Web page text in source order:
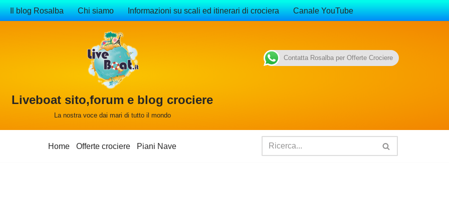
Il blog Rosalba Chi siamo Informazioni su scali ed itinerari di crociera Canale YouTube
Liveboat sito,forum e blog crociere
La nostra voce dai mari di tutto il mondo
Home Offerte crociere Piani Nave
Contatta Rosalba per Offerte Crociere